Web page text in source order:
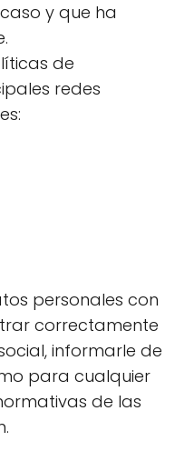
y que ha
de
redes
personales con
correctamente
informarle de
para cualquier
de las